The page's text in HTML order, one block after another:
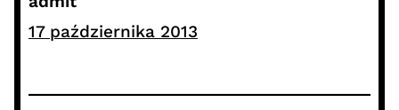
17 października 2013